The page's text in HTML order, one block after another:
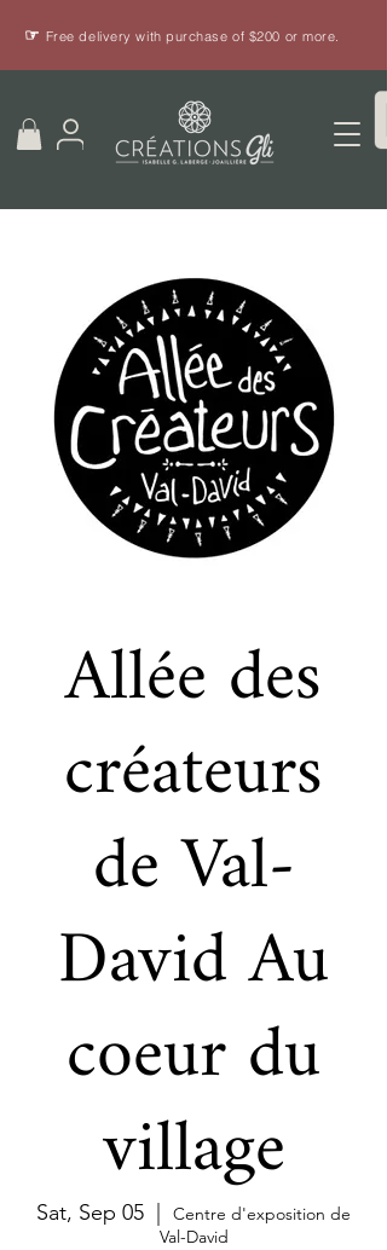
☞ Free delivery with purchase of $200 or more.
Allée des
créateurs
de Val-
David Au
coeur du
village
Sat, Sep 05
Centre d'exposition de
Val-David